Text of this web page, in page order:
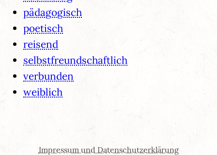
pädagogisch
poetisch
reisend
selbstfreundschaftlich
verbunden
weiblich
Impressum und Datenschutzerklärung